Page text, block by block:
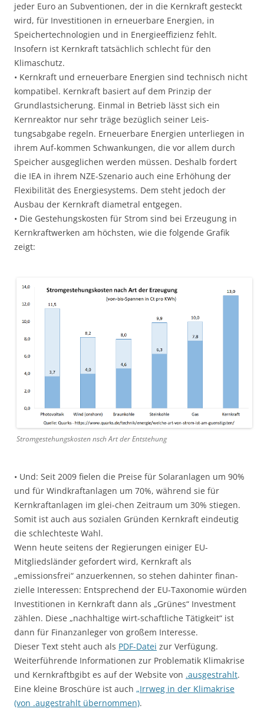
jeder Euro an Subventionen, der in die Kernkraft gesteckt
wird, für Investitionen in erneuerbare Energien, in
Speichertechnologien und in Energieeffizienz fehlt.
Insofern ist Kernkraft tatsächlich schlecht für den
Klimaschutz.
• Kernkraft und erneuerbare Energien sind technisch nicht
kompatibel. Kernkraft basiert auf dem Prinzip der
Grundlastsicherung. Einmal in Betrieb lässt sich ein
Kernreaktor nur sehr träge bezüglich seiner Leis-
tungsabgabe regeln. Erneuerbare Energien unterliegen in
ihrem Auf-kommen Schwankungen, die vor allem durch
Speicher ausgeglichen werden müssen. Deshalb fordert
die IEA in ihrem NZE-Szenario auch eine Erhöhung der
Flexibilität des Energiesystems. Dem steht jedoch der
Ausbau der Kernkraft diametral entgegen.
• Die Gestehungskosten für Strom sind bei Erzeugung in
Kernkraftwerken am höchsten, wie die folgende Grafik
zeigt:
Stromgestehungskosten nsch Art der Entstehung
• Und: Seit 2009 fielen die Preise für Solaranlagen um 90%
und für Windkraftanlagen um 70%, während sie für
Kernkraftanlagen im glei-chen Zeitraum um 30% stiegen.
Somit ist auch aus sozialen Gründen Kernkraft eindeutig
die schlechteste Wahl.
Wenn heute seitens der Regierungen einiger EU-
Mitgliedsländer gefordert wird, Kernkraft als
„emissionsfrei“ anzuerkennen, so stehen dahinter finan-
zielle Interessen: Entsprechend der EU-Taxonomie würden
Investitionen in Kernkraft dann als „Grünes“ Investment
zählen. Diese „nachhaltige wirt-schaftliche Tätigkeit“ ist
dann für Finanzanleger von großem Interesse.
Dieser Text steht auch als PDF-Datei zur Verfügung.
Weiterführende Informationen zur Problematik Klimakrise
und Kernkraftbgibt es auf der Website von .ausgestrahlt.
Eine kleine Broschüre ist auch „Irrweg in der Klimakrise
(von .augestrahlt übernommen).